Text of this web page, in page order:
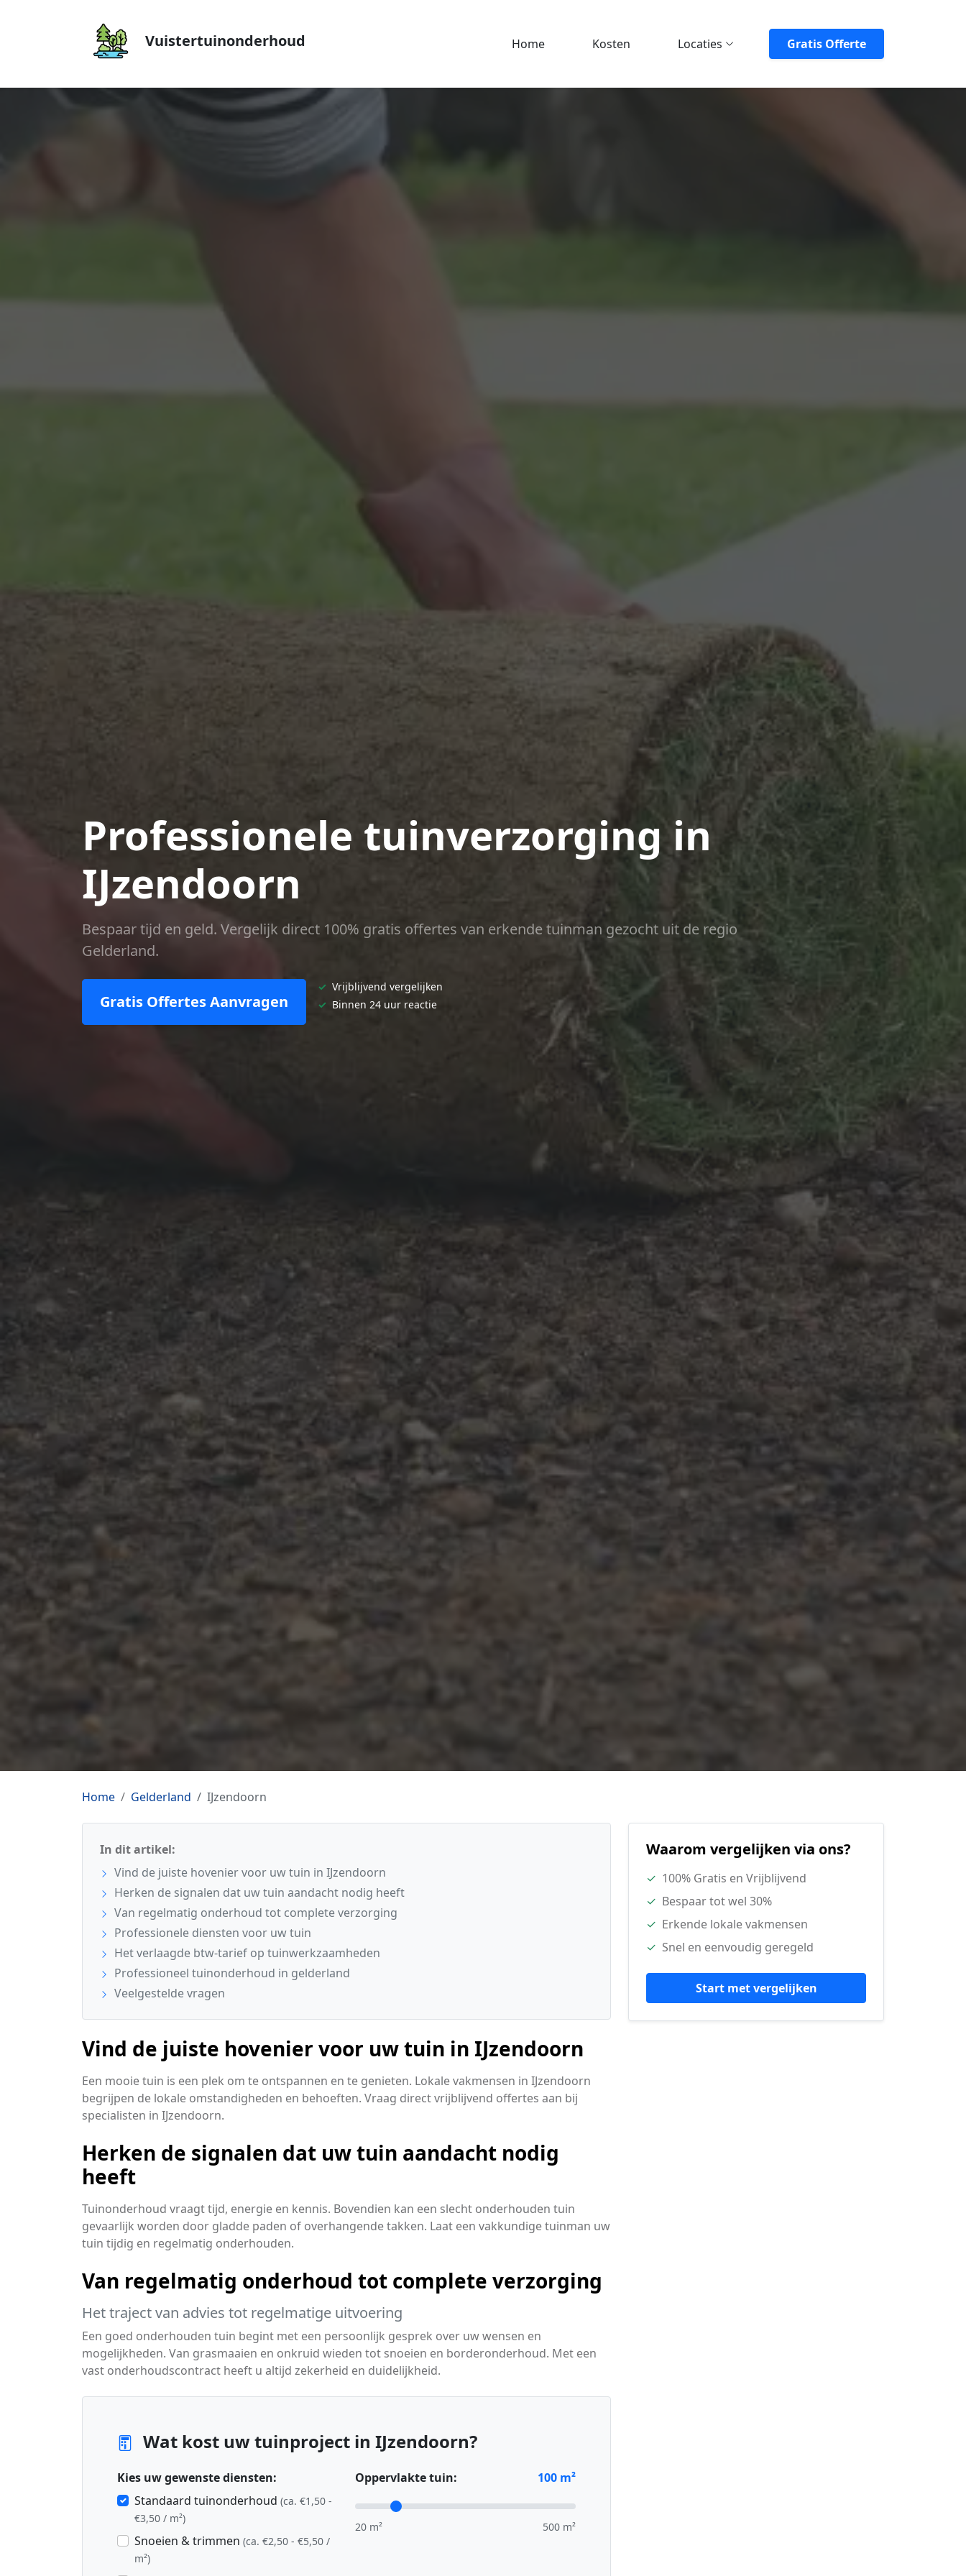
Vuistertuinonderhoud Home Kosten Locaties Gratis Offerte
Professionele tuinverzorging in
IJzendoorn
Bespaar tijd en geld. Vergelijk direct 100% gratis offertes van erkende tuinman gezocht uit de regio
Gelderland.
Gratis Offertes Aanvragen
✓ Vrijblijvend vergelijken
✓ Binnen 24 uur reactie
Home Gelderland IJzendoorn
In dit artikel:
Vind de juiste hovenier voor uw tuin in IJzendoorn
Herken de signalen dat uw tuin aandacht nodig heeft
Van regelmatig onderhoud tot complete verzorging
Professionele diensten voor uw tuin
Het verlaagde btw-tarief op tuinwerkzaamheden
Professioneel tuinonderhoud in gelderland
Veelgestelde vragen
Vind de juiste hovenier voor uw tuin in IJzendoorn
Een mooie tuin is een plek om te ontspannen en te genieten. Lokale vakmensen in IJzendoorn
begrijpen de lokale omstandigheden en behoeften. Vraag direct vrijblijvend offertes aan bij
specialisten in IJzendoorn.
Herken de signalen dat uw tuin aandacht nodig
heeft
Tuinonderhoud vraagt tijd, energie en kennis. Bovendien kan een slecht onderhouden tuin
gevaarlijk worden door gladde paden of overhangende takken. Laat een vakkundige tuinman uw
tuin tijdig en regelmatig onderhouden.
Van regelmatig onderhoud tot complete verzorging
Het traject van advies tot regelmatige uitvoering
Een goed onderhouden tuin begint met een persoonlijk gesprek over uw wensen en
mogelijkheden. Van grasmaaien en onkruid wieden tot snoeien en borderonderhoud. Met een
vast onderhoudscontract heeft u altijd zekerheid en duidelijkheid.
Wat kost uw tuinproject in IJzendoorn?
Kies uw gewenste diensten:
Standaard tuinonderhoud (ca. €1,50 -
€3,50 / m²)
Snoeien & trimmen (ca. €2,50 - €5,50 /
m²)
Oppervlakte tuin: 100 m²
20 m² 500 m²
Waarom vergelijken via ons?
✓ 100% Gratis en Vrijblijvend
✓ Bespaar tot wel 30%
✓ Erkende lokale vakmensen
✓ Snel en eenvoudig geregeld
Start met vergelijken